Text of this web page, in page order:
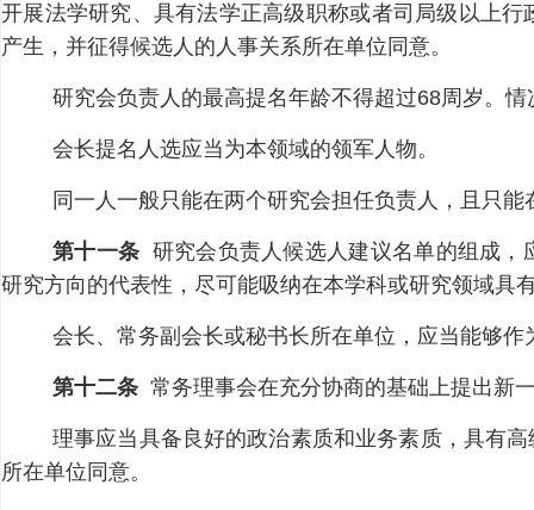
开展法学研究、具有法学正高级职称或者司局级以上
产生，并征得候选人的人事关系所在单位同意。
研究会负责人的最高提名年龄不得超过68周岁。
会长提名人选应当为本领域的领军人物。
同一人一般只能在两个研究会担任负责人，且只
第十一条 研究会负责人候选人建议名单的组成
研究方向的代表性，尽可能吸纳在本学科或研究领域具
会长、常务副会长或秘书长所在单位，应当能够
第十二条 常务理事会在充分协商的基础上提出新
理事应当具备良好的政治素质和业务素质，具有
所在单位同意。